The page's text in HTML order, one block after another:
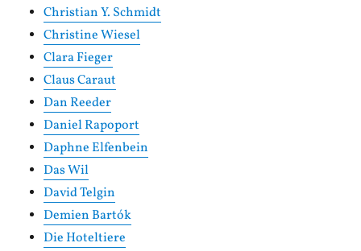
Christian Y. Schmidt
Christine Wiesel
Clara Fieger
Claus Caraut
Dan Reeder
Daniel Rapoport
Daphne Elfenbein
Das Wil
David Telgin
Demien Bartók
Die Hoteltiere